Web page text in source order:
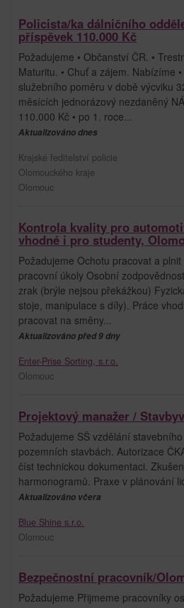
Policista/ka dálničního
příspěvek 110.000 Kč
Požadujeme • Občanství ČR. •
Maturitu. • Chuť a zájem. Nabízíme
služebního poměru v době výcviku
měsících jednorázový nezdaněný
110.000 Kč • po 1. roce...
Aktualizováno dnes
Krajské ředitelství policie
Olomouckého kraje
Olomouc
Kontrola kvality pro
vhodné i pro studenty,
Požadujeme Ochotu pracovat a
pracovní úkoly Osobní
zrak (brýle nejsou překážkou)
stoje, manipulace s díly). Práce
pracovat na směny...
Aktualizováno před 9 dny
Enter-Prise Sorting, s.r.o.
Olomouc
Projektový manažer /
Požadujeme SŠ vzdělání
pozemních stavbách. Autorizace
číst technickou dokumentaci.
harmonogramů. Praxe v plánování
Aktualizováno včera
Blue Shine s.r.o.
Olomouc
Bezpečnostní pracovník/
Požadujeme Přijmeme pracovníky